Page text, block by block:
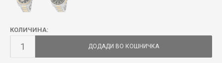
КОЛИЧИНА:
ДОДАДИ ВО КОШНИЧКА